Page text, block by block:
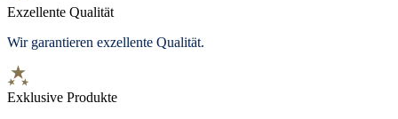
Exzellente Qualität
Wir garantieren exzellente Qualität.
Exklusive Produkte